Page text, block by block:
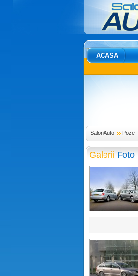
ACASA
SalonAuto Poze
Galerii Foto